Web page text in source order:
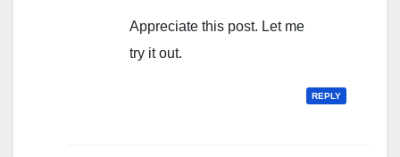
Appreciate this post. Let me
try it out.
REPLY